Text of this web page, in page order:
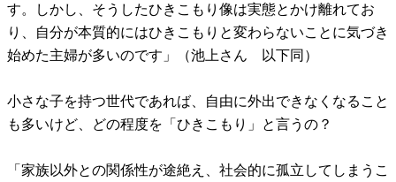
す。しかし、そうしたひきこもり像は実態とかけ離れてお
り、自分が本質的にはひきこもりと変わらないことに気づき
始めた主婦が多いのです」（池上さん 以下同）
小さな子を持つ世代であれば、自由に外出できなくなること
も多いけど、どの程度を「ひきこもり」と言うの？
「家族以外との関係性が途絶え、社会的に孤立してしまうこ